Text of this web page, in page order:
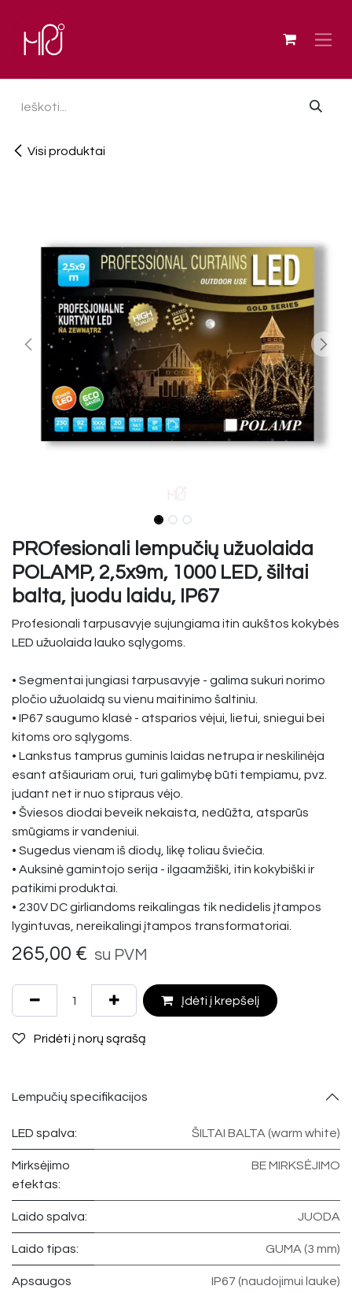
Visi produktai
PROfesionali lempučių užuolaida
POLAMP, 2,5x9m, 1000 LED, šiltai
balta, juodu laidu, IP67
Profesionali tarpusavyje sujungiama itin aukštos kokybės
LED užuolaida lauko sąlygoms.
• Segmentai jungiasi tarpusavyje - galima sukuri norimo
pločio užuolaidą su vienu maitinimo šaltiniu.
• IP67 saugumo klasė - atsparios vėjui, lietui, sniegui bei
kitoms oro sąlygoms.
• Lankstus tamprus guminis laidas netrupa ir neskilinėja
esant atšiauriam orui, turi galimybę būti tempiamu, pvz.
judant net ir nuo stipraus vėjo.
• Šviesos diodai beveik nekaista, nedūžta, atsparūs
smūgiams ir vandeniui.
• Sugedus vienam iš diodų, likę toliau šviečia.
• Auksinė gamintojo serija - ilgaamžiški, itin kokybiški ir
patikimi produktai.
• 230V DC girliandoms reikalingas tik nedidelis įtampos
lygintuvas, nereikalingi įtampos transformatoriai.
265,00 € su PVM
Įdėti į krepšelį
Pridėti į norų sąrašą
Lempučių specifikacijos
LED spalva: ŠILTAI BALTA (warm white)
Mirksėjimo
efektas:
BE MIRKSĖJIMO
Laido spalva: JUODA
Laido tipas: GUMA (3 mm)
Apsaugos
IP67 (naudojimui lauke)